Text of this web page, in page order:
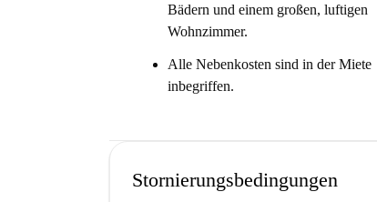
Bädern und einem großen, luftigen
Wohnzimmer.
Alle Nebenkosten sind in der Miete
inbegriffen.
Stornierungsbedingungen